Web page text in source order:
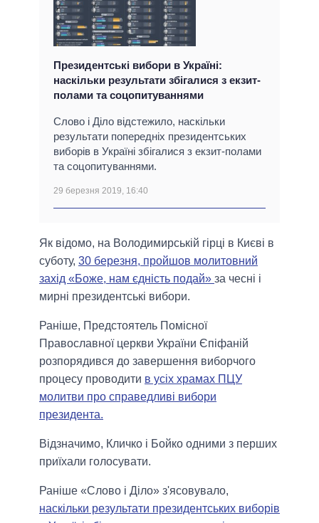
Президентські вибори в Україні:
наскільки результати збігалися з екзит-
полами та соцопитуваннями
Слово і Діло відстежило, наскільки
результати попередніх президентських
виборів в Україні збігалися з екзит-полами
та соцопитуваннями.
29 березня 2019, 16:40
Як відомо, на Володимирській гірці в Києві в
суботу, 30 березня, пройшов молитовний
захід «Боже, нам єдність подай» за чесні і
мирні президентські вибори.
Раніше, Предстоятель Помісної
Православної церкви України Єпіфаній
розпорядився до завершення виборчого
процесу проводити в усіх храмах ПЦУ
молитви про справедливі вибори
президента.
Відзначимо, Кличко і Бойко одними з перших
приїхали голосувати.
Раніше «Слово і Діло» з'ясовувало,
наскільки результати президентських виборів